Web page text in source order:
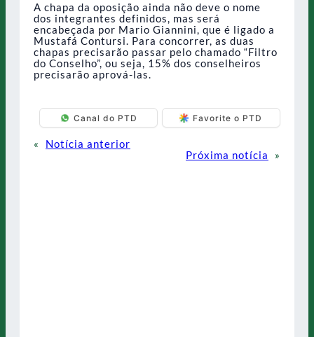
A chapa da oposição ainda não deve o nome
dos integrantes definidos, mas será
encabeçada por Mario Giannini, que é ligado a
Mustafá Contursi. Para concorrer, as duas
chapas precisarão passar pelo chamado “Filtro
do Conselho”, ou seja, 15% dos conselheiros
precisarão aprová-las.
Canal do PTD Favorite o PTD
«
Notícia anterior
Próxima notícia
»